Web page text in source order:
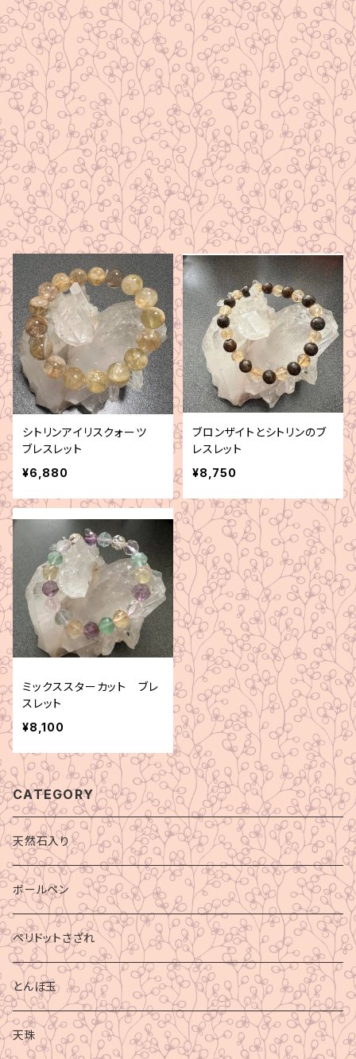
シトリンアイリスクォーツ
ブレスレット
¥6,880
ブロンザイトとシトリンのブ
レスレット
¥8,750
ミックススターカット ブレ
スレット
¥8,100
CATEGORY
天然石入り
ボールペン
ペリドットさざれ
とんぼ玉
天珠